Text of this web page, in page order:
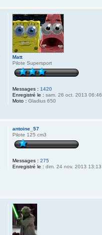
Matt
Pilote Supersport
Messages : 1420
Enregistré le : sam. 26 oct. 2013 06:46
Moto : Gladius 650
antoine_57
Pilote 125 cm3
Messages : 275
Enregistré le : dim. 24 nov. 2013 13:13